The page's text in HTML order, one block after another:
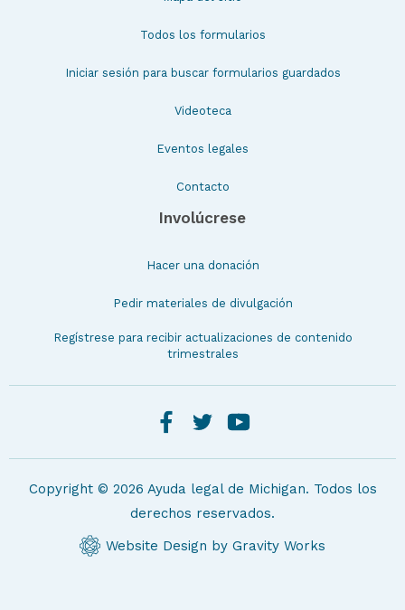
Todos los formularios
Iniciar sesión para buscar formularios guardados
Videoteca
Eventos legales
Contacto
Involúcrese
Hacer una donación
Pedir materiales de divulgación
Regístrese para recibir actualizaciones de contenido
trimestrales
Copyright © 2026 Ayuda legal de Michigan. Todos los
derechos reservados.
Website Design by Gravity Works